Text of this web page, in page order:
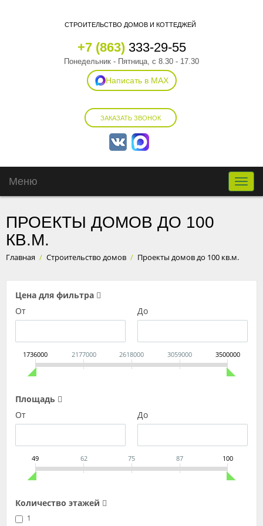
СТРОИТЕЛЬСТВО ДОМОВ И КОТТЕДЖЕЙ
+7 (863)333-29-55
Понедельник - Пятница, с 8.30 - 17.30
Написать в MAX
ЗАКАЗАТЬ ЗВОНОК
Toggle
Меню
ПРОЕКТЫ ДОМОВ ДО 100
КВ.М.
Главная / Строительство домов / Проекты домов до 100 кв.м.
Цена для фильтра
От
До
1736000 2177000 2618000 3059000 3500000
Площадь
От
До
49 62 75 87 100
Количество этажей
1